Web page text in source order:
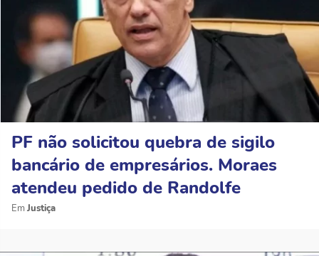
PF não solicitou quebra de sigilo
bancário de empresários. Moraes
atendeu pedido de Randolfe
Justiça